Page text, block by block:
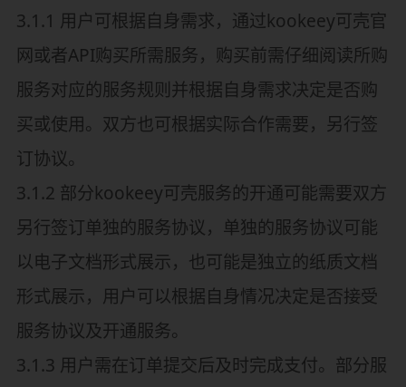
3.1.1 用户可根据自身需求，通过kookeey可壳官
网或者API购买所需服务，购买前需仔细阅读所购
服务对应的服务规则并根据自身需求决定是否购
买或使用。双方也可根据实际合作需要，另行签
订协议。
3.1.2 部分kookeey可壳服务的开通可能需要双方
另行签订单独的服务协议，单独的服务协议可能
以电子文档形式展示，也可能是独立的纸质文档
形式展示，用户可以根据自身情况决定是否接受
服务协议及开通服务。
3.1.3 用户需在订单提交后及时完成支付。部分服